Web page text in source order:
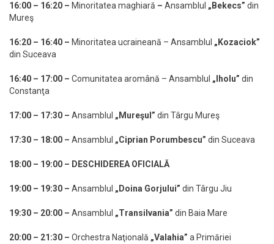
16:00 – 16:20 – Minoritatea maghiară – Ansamblul „Bekecs” din
Mureş
16:20 – 16:40 – Minoritatea ucraineană – Ansamblul „Kozaciok”
din Suceava
16:40 – 17:00 – Comunitatea aromână – Ansamblul „Iholu” din
Constanţa
17:00 – 17:30 – Ansamblul „Mureşul” din Târgu Mureş
17:30 – 18:00 – Ansamblul „Ciprian Porumbescu” din Suceava
18:00 – 19:00 – DESCHIDEREA OFICIALĂ
19:00 – 19:30 – Ansamblul „Doina Gorjului” din Târgu Jiu
19:30 – 20:00 – Ansamblul „Transilvania” din Baia Mare
20:00 – 21:30 – Orchestra Naţională „Valahia” a Primăriei